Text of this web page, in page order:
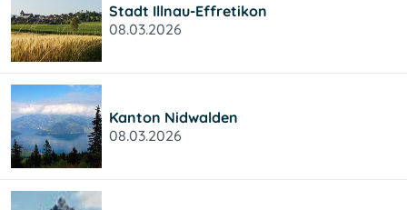
Stadt Illnau-Effretikon
08.03.2026
Kanton Nidwalden
08.03.2026